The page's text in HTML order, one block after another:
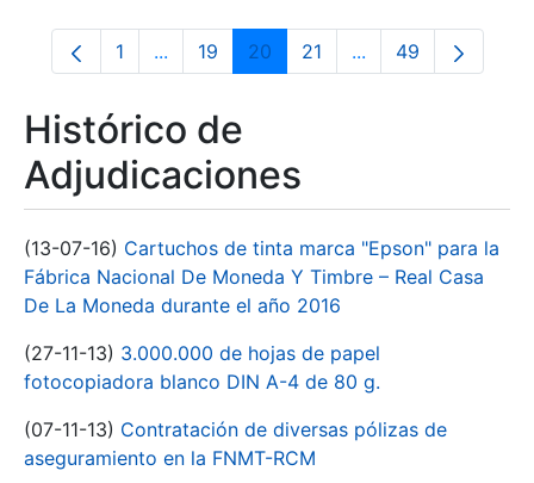
Página
1 ...Páginas intermedias Use TAB para
Página
19 Página
20 Página
21 ...PáginasPágina
49
Histórico de
Adjudicaciones
(13-07-16) Cartuchos de tinta marca "Epson" para la
Fábrica Nacional De Moneda Y Timbre – Real Casa
De La Moneda durante el año 2016
(27-11-13) 3.000.000 de hojas de papel
fotocopiadora blanco DIN A-4 de 80 g.
(07-11-13) Contratación de diversas pólizas de
aseguramiento en la FNMT-RCM